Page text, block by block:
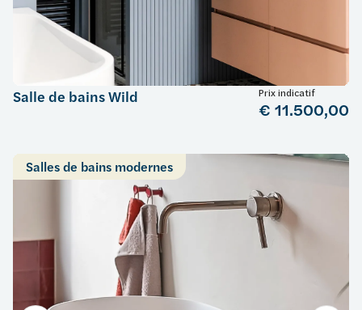
Salle de bains Wild Prix indicatif
€ 11.500,00
Salles de bains modernes